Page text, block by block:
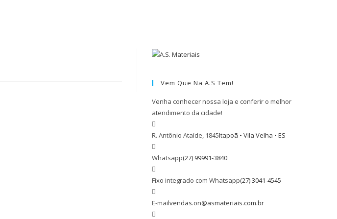
Vem Que Na A.S Tem!
Venha conhecer nossa loja e conferir o melhor
atendimento da cidade!
R. Antônio Ataíde, 1845Itapoã • Vila Velha • ES
Whatsapp(27) 99991-3840
Fixo integrado com Whatsapp(27) 3041-4545
E-mailvendas.on@asmateriais.com.br